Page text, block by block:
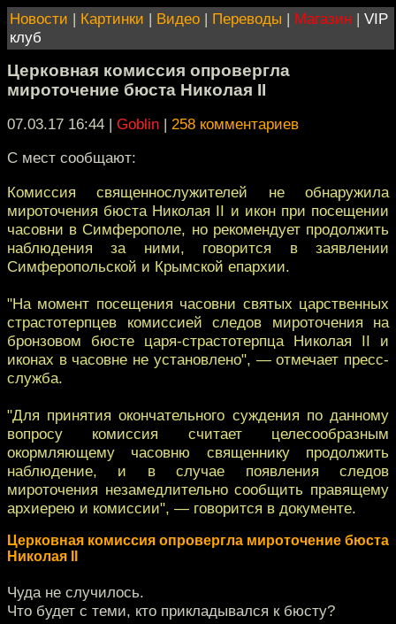
Новости | Картинки | Видео | Переводы | Магазин | VIP
клуб
Церковная комиссия опровергла
мироточение бюста Николая II
07.03.17 16:44 | Goblin | 258 комментариев
С мест сообщают:
Комиссия священнослужителей не обнаружила
мироточения бюста Николая II и икон при посещении
часовни в Симферополе, но рекомендует продолжить
наблюдения за ними, говорится в заявлении
Симферопольской и Крымской епархии.
"На момент посещения часовни святых царственных
страстотерпцев комиссией следов мироточения на
бронзовом бюсте царя-страстотерпца Николая II и
иконах в часовне не установлено", — отмечает пресс-
служба.
"Для принятия окончательного суждения по данному
вопросу комиссия считает целесообразным
окормляющему часовню священнику продолжить
наблюдение, и в случае появления следов
мироточения незамедлительно сообщить правящему
архиерею и комиссии", — говорится в документе.
Церковная комиссия опровергла мироточение бюста
Николая II
Чуда не случилось.
Что будет с теми, кто прикладывался к бюсту?